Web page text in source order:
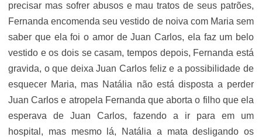
precisar mas sofrer abusos e mau tratos de seus patrões,
Fernanda encomenda seu vestido de noiva com Maria sem
saber que ela foi o amor de Juan Carlos, ela faz um belo
vestido e os dois se casam, tempos depois, Fernanda está
gravida, o que deixa Juan Carlos feliz e a possibilidade de
esquecer Maria, mas Natália não está disposta a perder
Juan Carlos e atropela Fernanda que aborta o filho que ela
esperava de Juan Carlos, fazendo a ir para em um
hospital, mas mesmo lá, Natália a mata desligando os